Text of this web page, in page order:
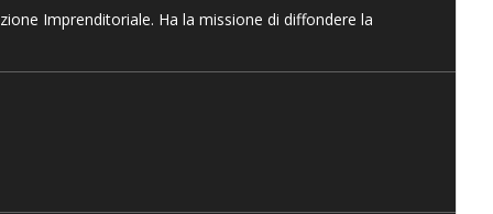
Imprenditoriale. Ha la missione di diffondere la